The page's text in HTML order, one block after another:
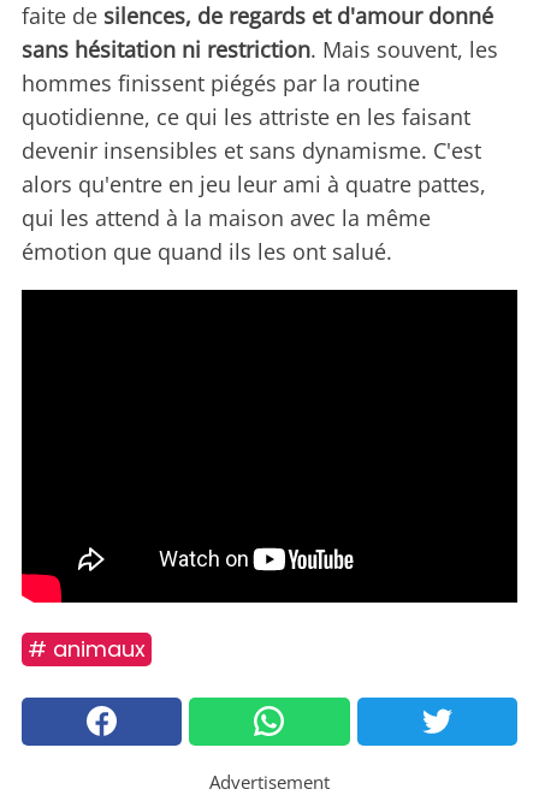
faite de silences, de regards et d'amour donné
sans hésitation ni restriction. Mais souvent, les
hommes finissent piégés par la routine
quotidienne, ce qui les attriste en les faisant
devenir insensibles et sans dynamisme. C'est
alors qu'entre en jeu leur ami à quatre pattes,
qui les attend à la maison avec la même
émotion que quand ils les ont salué.
# animaux
Advertisement